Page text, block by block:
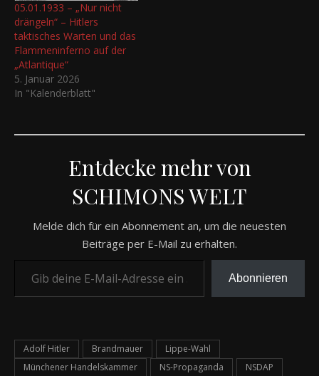
05.01.1933 – „Nur nicht
drängeln“ – Hitlers
taktisches Warten und das
Flammeninferno auf der
„Atlantique“
5. Januar 2026
In "Kalenderblatt"
Entdecke mehr von
SCHIMONS WELT
Melde dich für ein Abonnement an, um die neuesten
Beiträge per E-Mail zu erhalten.
Abonnieren
Adolf Hitler Brandmauer
Lippe-Wahl
Münchener Handelskammer
NS-Propaganda
NSDAP